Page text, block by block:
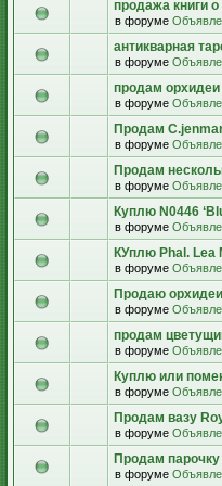
продажа книги
в форуме
антикварная
в форуме
продам орхидеи
в форуме
Продам
в форуме
Продам
в форуме
Куплю N0446
в форуме
КУплю Phal. Lea
в форуме
Продаю орхидеи
в форуме
продам
в форуме
Куплю или
в форуме
Продам вазу
в форуме
Продам
в форуме